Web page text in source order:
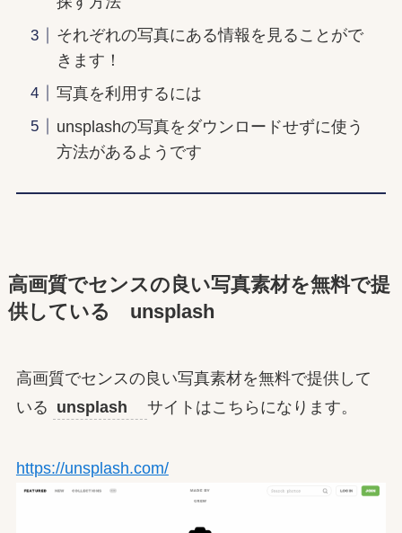
それぞれの写真にある情報を見ることがで
きます！
写真を利用するには
unsplashの写真をダウンロードせずに使う
方法があるようです
高画質でセンスの良い写真素材を無料で提
供している unsplash
高画質でセンスの良い写真素材を無料で提供して
いる unsplash サイトはこちらになります。
https://unsplash.com/